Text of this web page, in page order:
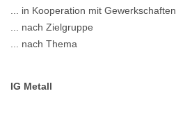
... in Kooperation mit Gewerkschaften
... nach Zielgruppe
... nach Thema
IG Metall